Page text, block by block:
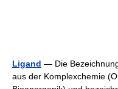
Ligand — Die
aus der Komplexchemie